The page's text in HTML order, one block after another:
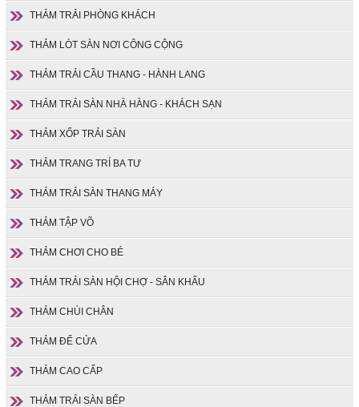
THẢM TRẢI PHÒNG KHÁCH
THẢM LÓT SÀN NƠI CÔNG CỘNG
THẢM TRẢI CẦU THANG - HÀNH LANG
THẢM TRẢI SÀN NHÀ HÀNG - KHÁCH SẠN
THẢM XỐP TRẢI SÀN
THẢM TRANG TRÍ BA TƯ
THẢM TRẢI SÀN THANG MÁY
THẢM TẬP VÕ
THẢM CHƠI CHO BÉ
THẢM TRẢI SÀN HỘI CHỢ - SÂN KHẤU
THẢM CHÙI CHÂN
THẢM ĐỂ CỬA
THẢM CAO CẤP
THẢM TRẢI SÀN BẾP